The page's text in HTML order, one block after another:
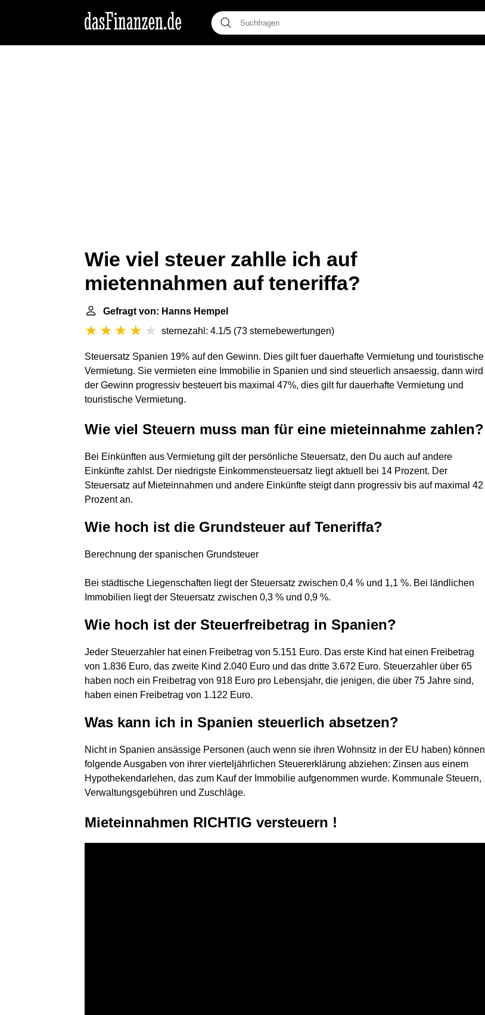
Wie viel steuer zahlle ich auf
mietennahmen auf teneriffa?
Gefragt von: Hanns Hempel
sternezahl: 4.1/5 (73 sternebewertungen)
Steuersatz Spanien 19% auf den Gewinn. Dies gilt fuer dauerhafte Vermietung und touristische
Vermietung. Sie vermieten eine Immobilie in Spanien und sind steuerlich ansaessig, dann wird
der Gewinn progressiv besteuert bis maximal 47%, dies gilt fur dauerhafte Vermietung und
touristische Vermietung.
Wie viel Steuern muss man für eine mieteinnahme zahlen?
Bei Einkünften aus Vermietung gilt der persönliche Steuersatz, den Du auch auf andere
Einkünfte zahlst. Der niedrigste Einkommensteuersatz liegt aktuell bei 14 Prozent. Der
Steuersatz auf Mieteinnahmen und andere Einkünfte steigt dann progressiv bis auf maximal 42
Prozent an.
Wie hoch ist die Grundsteuer auf Teneriffa?
Berechnung der spanischen Grundsteuer
Bei städtische Liegenschaften liegt der Steuersatz zwischen 0,4 % und 1,1 %. Bei ländlichen
Immobilien liegt der Steuersatz zwischen 0,3 % und 0,9 %.
Wie hoch ist der Steuerfreibetrag in Spanien?
Jeder Steuerzahler hat einen Freibetrag von 5.151 Euro. Das erste Kind hat einen Freibetrag
von 1.836 Euro, das zweite Kind 2.040 Euro und das dritte 3.672 Euro. Steuerzahler über 65
haben noch ein Freibetrag von 918 Euro pro Lebensjahr, die jenigen, die über 75 Jahre sind,
haben einen Freibetrag von 1.122 Euro.
Was kann ich in Spanien steuerlich absetzen?
Nicht in Spanien ansässige Personen (auch wenn sie ihren Wohnsitz in der EU haben) können
folgende Ausgaben von ihrer vierteljährlichen Steuererklärung abziehen: Zinsen aus einem
Hypothekendarlehen, das zum Kauf der Immobilie aufgenommen wurde. Kommunale Steuern,
Verwaltungsgebühren und Zuschläge.
Mieteinnahmen RICHTIG versteuern !